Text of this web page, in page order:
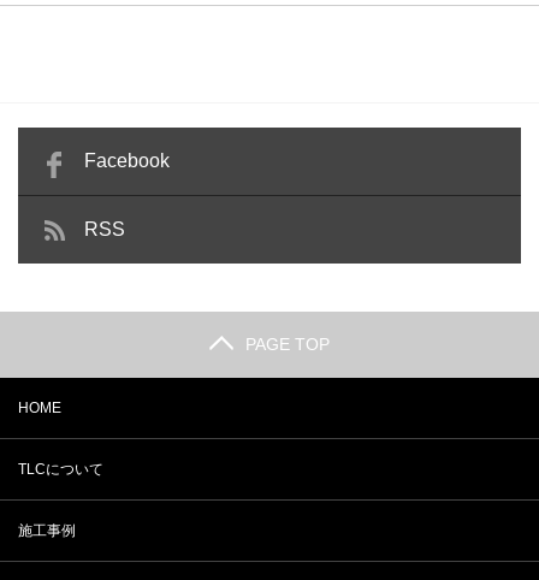
Facebook
RSS
PAGE TOP
HOME
TLCについて
施工事例